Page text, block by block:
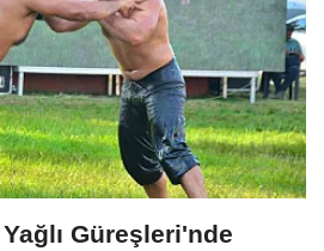
Güreşleri'nde